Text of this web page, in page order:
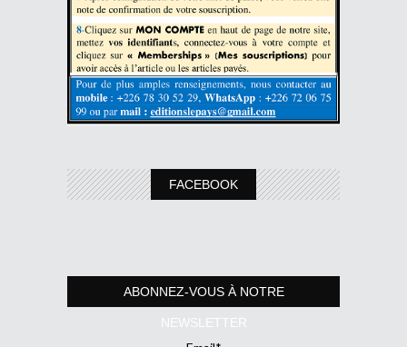
FACEBOOK
ABONNEZ-VOUS À NOTRE
NEWSLETTER